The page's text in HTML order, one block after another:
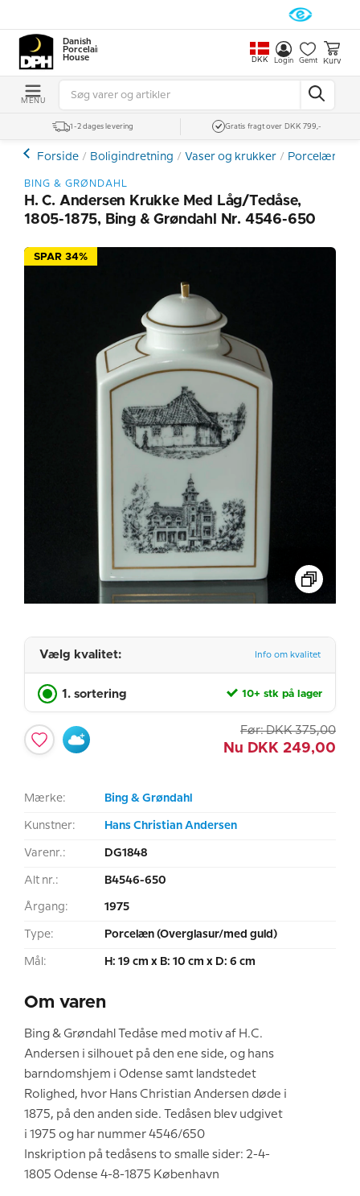
Danish
Porcelain
House
DKK Login Gemt Kurv
MENU
1-2 dages levering Gratis fragt over DKK 799,-
Forside Boligindretning Vaser og krukker
BING & GRØNDAHL
H. C. Andersen Krukke Med Låg/Tedåse,
1805-1875, Bing & Grøndahl Nr. 4546-650
SPAR 34%
Vælg kvalitet: Info om kvalitet
1. sortering 10+ stk på lager
Før: DKK 375,00
Nu DKK 249,00
Mærke: Bing & Grøndahl
Kunstner: Hans Christian Andersen
Varenr.: DG1848
Alt nr.: B4546-650
Årgang: 1975
Type: Porcelæn (Overglasur/med guld)
Mål: H: 19 cm x B: 10 cm x D: 6 cm
Om varen
Bing & Grøndahl Tedåse med motiv af H.C.
Andersen i silhouet på den ene side, og hans
barndomshjem i Odense samt landstedet
Rolighed, hvor Hans Christian Andersen døde i
1875, på den anden side. Tedåsen blev udgivet
i 1975 og har nummer 4546/650
Inskription på tedåsens to smalle sider: 2-4-
1805 Odense 4-8-1875 København